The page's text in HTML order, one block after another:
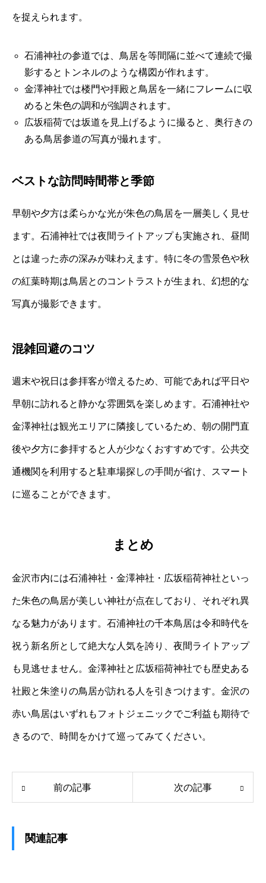
を捉えられます。
石浦神社の参道では、鳥居を等間隔に並べて連続で撮
影するとトンネルのような構図が作れます。
金澤神社では楼門や拝殿と鳥居を一緒にフレームに収
めると朱色の調和が強調されます。
広坂稲荷では坂道を見上げるように撮ると、奥行きの
ある鳥居参道の写真が撮れます。
ベストな訪問時間帯と季節
早朝や夕方は柔らかな光が朱色の鳥居を一層美しく見せ
ます。石浦神社では夜間ライトアップも実施され、昼間
とは違った赤の深みが味わえます。特に冬の雪景色や秋
の紅葉時期は鳥居とのコントラストが生まれ、幻想的な
写真が撮影できます。
混雑回避のコツ
週末や祝日は参拝客が増えるため、可能であれば平日や
早朝に訪れると静かな雰囲気を楽しめます。石浦神社や
金澤神社は観光エリアに隣接しているため、朝の開門直
後や夕方に参拝すると人が少なくおすすめです。公共交
通機関を利用すると駐車場探しの手間が省け、スマート
に巡ることができます。
まとめ
金沢市内には石浦神社・金澤神社・広坂稲荷神社といっ
た朱色の鳥居が美しい神社が点在しており、それぞれ異
なる魅力があります。石浦神社の千本鳥居は令和時代を
祝う新名所として絶大な人気を誇り、夜間ライトアップ
も見逃せません。金澤神社と広坂稲荷神社でも歴史ある
社殿と朱塗りの鳥居が訪れる人を引きつけます。金沢の
赤い鳥居はいずれもフォトジェニックでご利益も期待で
きるので、時間をかけて巡ってみてください。
前の記事 次の記事
関連記事